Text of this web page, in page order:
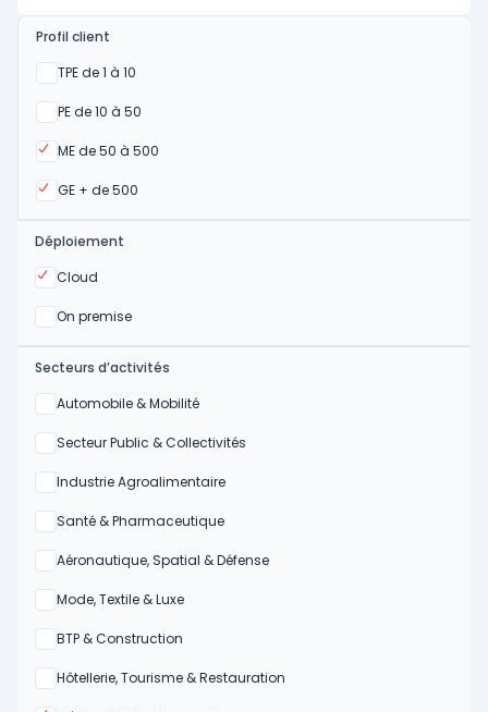
Profil client
TPE de 1 à 10
Oui
PE de 10 à 50
Oui
ME de 50 à 500
Oui
GE + de 500
Oui
Déploiement
Cloud
Oui
On premise
Oui
Secteurs d’activités
Automobile & Mobilité
Oui
Secteur Public & Collectivités
Oui
Industrie Agroalimentaire
Oui
Santé & Pharmaceutique
Oui
Aéronautique, Spatial & Défense
Oui
Mode, Textile & Luxe
Oui
BTP & Construction
Oui
Hôtellerie, Tourisme & Restauration
Oui